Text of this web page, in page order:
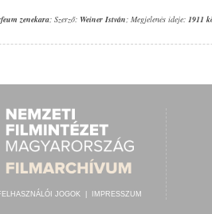
zenekara; Szerző: Weiner István; Megjelenés ideje: 1911
JOGOK IMPRESSZUM